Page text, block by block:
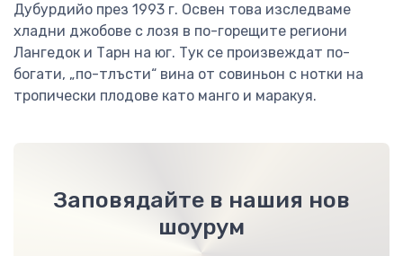
Дубурдийо през 1993 г. Освен това изследваме
хладни джобове с лозя в по-горещите региони
Лангедок и Тарн на юг. Тук се произвеждат по-
богати, „по-тлъсти“ вина от совиньон с нотки на
тропически плодове като манго и маракуя.
Заповядайте в нашия нов
шоурум